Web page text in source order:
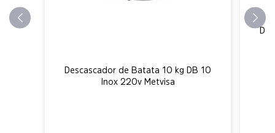
Descascador de Batata 10 kg DB 10
Inox 220v Metvisa